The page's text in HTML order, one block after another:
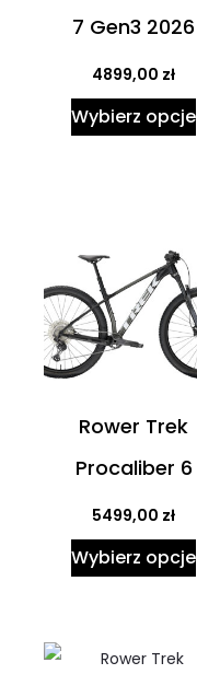
7 Gen3 2026
4899,00 zł
Wybierz opcje
Rower Trek
Procaliber 6
5499,00 zł
Wybierz opcje